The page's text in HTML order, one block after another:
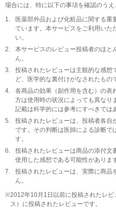
場合には、特に以下の事項を確認のうえ
1.
医薬部外品および化粧品に関する
ています。本サービスをご利用いた
い。
2.
本サービスのレビュー投稿者のほと
ん。
3.
投稿されたレビューは主観的な感想
ど、医学的な裏付けがなされたもの
4.
各商品の効果（副作用を含む）の表
方は使用時の状況によっても異なり
記載は科学的には参考にすべきでは
5.
投稿されたレビューは、投稿者各自
です。その判断は医師による診断で
す。
6.
投稿されたレビューは商品の添付文
使用した感想である可能性がありま
7.
投稿されたレビューは、実際に商品
ん。
※2012年10月1日以前に投稿されたレ
ス）に投稿されたレビューです。